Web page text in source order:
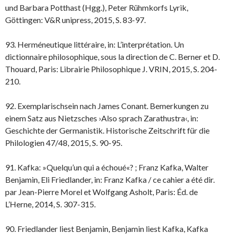
und Barbara Potthast (Hgg.), Peter Rühmkorfs Lyrik,
Göttingen: V&R unipress, 2015, S. 83-97.
93. Herméneutique littéraire, in: L’interprétation. Un
dictionnaire philosophique, sous la direction de C. Berner et D.
Thouard, Paris: Librairie Philosophique J. VRIN, 2015, S. 204-
210.
92. Exemplarischsein nach James Conant. Bemerkungen zu
einem Satz aus Nietzsches ›Also sprach Zarathustra‹, in:
Geschichte der Germanistik. Historische Zeitschrift für die
Philologien 47/48, 2015, S. 90-95.
91. Kafka: »Quelqu’un qui a échoué«? ; Franz Kafka, Walter
Benjamin, Eli Friedlander, in: Franz Kafka / ce cahier a été dir.
par Jean-Pierre Morel et Wolfgang Asholt, Paris: Éd. de
L’Herne, 2014, S. 307-315.
90. Friedlander liest Benjamin, Benjamin liest Kafka, Kafka